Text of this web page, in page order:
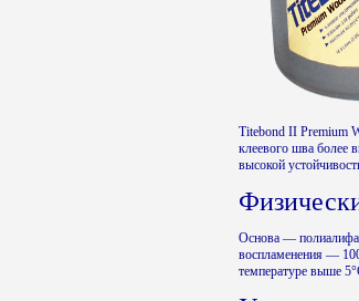
Titebond II Premium
клеевого шва более
высокой
Основа —
воспламенения —
температуре выше